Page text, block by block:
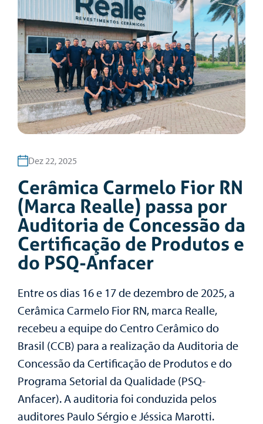
Dez 22, 2025
Cerâmica Carmelo Fior RN
(Marca Realle) passa por
Auditoria de Concessão da
Certificação de Produtos e
do PSQ-Anfacer
Entre os dias 16 e 17 de dezembro de 2025, a
Cerâmica Carmelo Fior RN, marca Realle,
recebeu a equipe doCentro Cerâmico do
Brasil (CCB) para a realização da Auditoria de
Concessão da Certificação de Produtos e do
Programa Setorial da Qualidade (PSQ-
Anfacer). A auditoria foi conduzida pelos
auditores Paulo SérgioeJéssica Marotti.